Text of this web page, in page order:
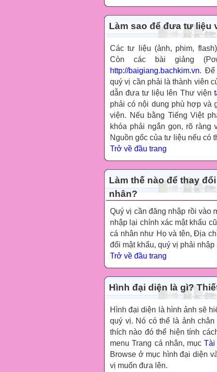
Làm sao để đưa tư liệu
Các tư liệu (ảnh, phim,
Còn các bài giảng
http://baigiang.bachkim.vn. Để
quý vị cần phải là thành viên
dẫn đưa tư liệu lên Thư viện
phải có nội dung phù hợp và
viện. Nếu bằng Tiếng Việt
khóa phải ngắn gọn, rõ
Nguồn gốc của tư liệu nếu có
Trở về đầu trang
Làm thế nào để thay
nhân?
Quý vị cần đăng nhập rồi vào
nhập lại chính xác mật khẩu
cá nhân như Họ và tên, Địa
đổi mật khẩu, quý vị phải
Trở về đầu trang
Hình đại diện là gì?
Hình đại diện là hình ảnh sẽ
quý vị. Nó có thể là ảnh
thích nào đó thể hiện tính
menu Trang cá nhân, mụcTài
Browse ở mục hình đại diện
vị muốn đưa lên.